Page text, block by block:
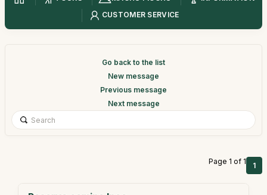
CUSTOMER SERVICE
Go back to the list
New message
Previous message
Next message
Page 1 of 1 1